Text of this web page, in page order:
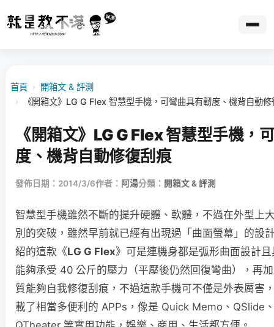
首頁 ›
開箱文 & 評測
›
《開箱文》LG G Flex 智慧型手機，可彎曲具有韌度、機背自動修
《開箱文》LG G Flex 智慧型手機，
度、機背自動修復刮痕
發佈日期：2014/3/6作者： 阿湯分類： 開箱文 & 評測
智慧型手機雖然不斷的提升硬體、軟體，不過在外型上
別的突破，雖然早前就已經有出現過「曲面螢幕」的設
紹的這款《LG G Flex》可是連機身都是弧形曲面設計
能夠承受 40 公斤的壓力（平壓後仍然回復彎曲），再
質能夠自我修復刮痕，不過這款手機可不僅是外表厲害
載了相當多便利的 APPs，像是 Quick Memo、QSlide